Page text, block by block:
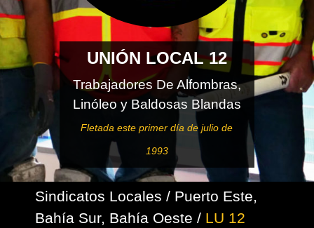
UNIÓN LOCAL 12
Trabajadores De Alfombras,
Linóleo y Baldosas Blandas
Fletada este primer día de julio de
1993
Sindicatos Locales / Puerto Este,
Bahía Sur, Bahía Oeste / LU 12